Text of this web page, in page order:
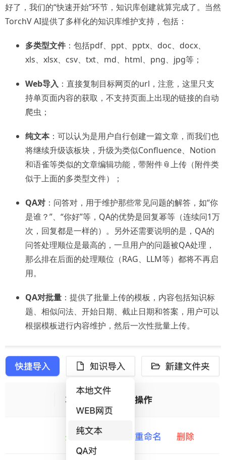
好了，我们的“快速开始”环节，知识库创建就算完成了。当然
TorchV AI提供了多样化的知识库维护支持，包括：
多类型文件：包括pdf、ppt、pptx、doc、docx、
xls、xlsx、csv、txt、md、html、png、jpg等；
Web导入 ：直接复制目标网页的url，注意，这里只支
持单页面内容的获取，不支持页面上出现的链接的自动
爬虫；
纯文本：可以认为是用户自行创建一篇文章，而我们也
将继续升级该板块，升级为类似Confluence、Notion
和语雀等类似的文章编辑功能，带附件📎上传（附件类
似于上面的多类型文件）；
QA对 ：问答对，用于维护那些常见问题的解答，如“你
是谁？”、“你好”等，QA的优势是回复幂等（连续问1万
次，回复都是一样的）。另外还需要说明的是，QA的
问答处理顺位是最高的，一旦用户的问题被QA处理，
那么排在后面的处理顺位（RAG、LLM等）都将不再启
用。
QA对批量 ：提供了批量上传的模板，内容包括知识标
题、相似问法、开始日期、截止日期和答案，用户可以
根据模板进行内容维护，然后一次性批量上传。